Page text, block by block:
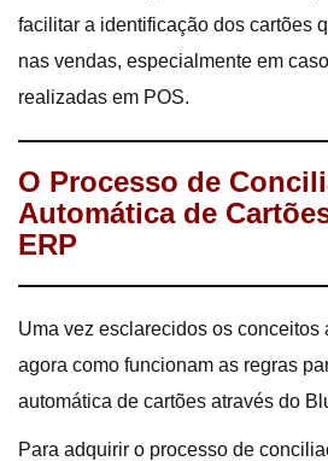
facilitar a identificação dos cartões
nas vendas, especialmente em
realizadas em POS.
O Processo de
Automática de
ERP
Uma vez esclarecidos os conceitos
agora como funcionam as regras
automática de cartões através do
Para adquirir o processo de